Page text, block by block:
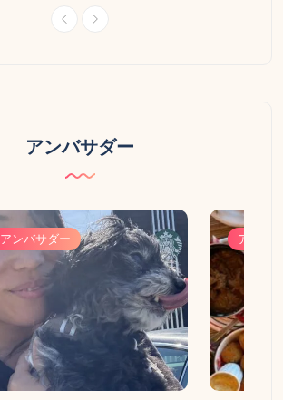
アンバサダー
アンバサダー アンバ